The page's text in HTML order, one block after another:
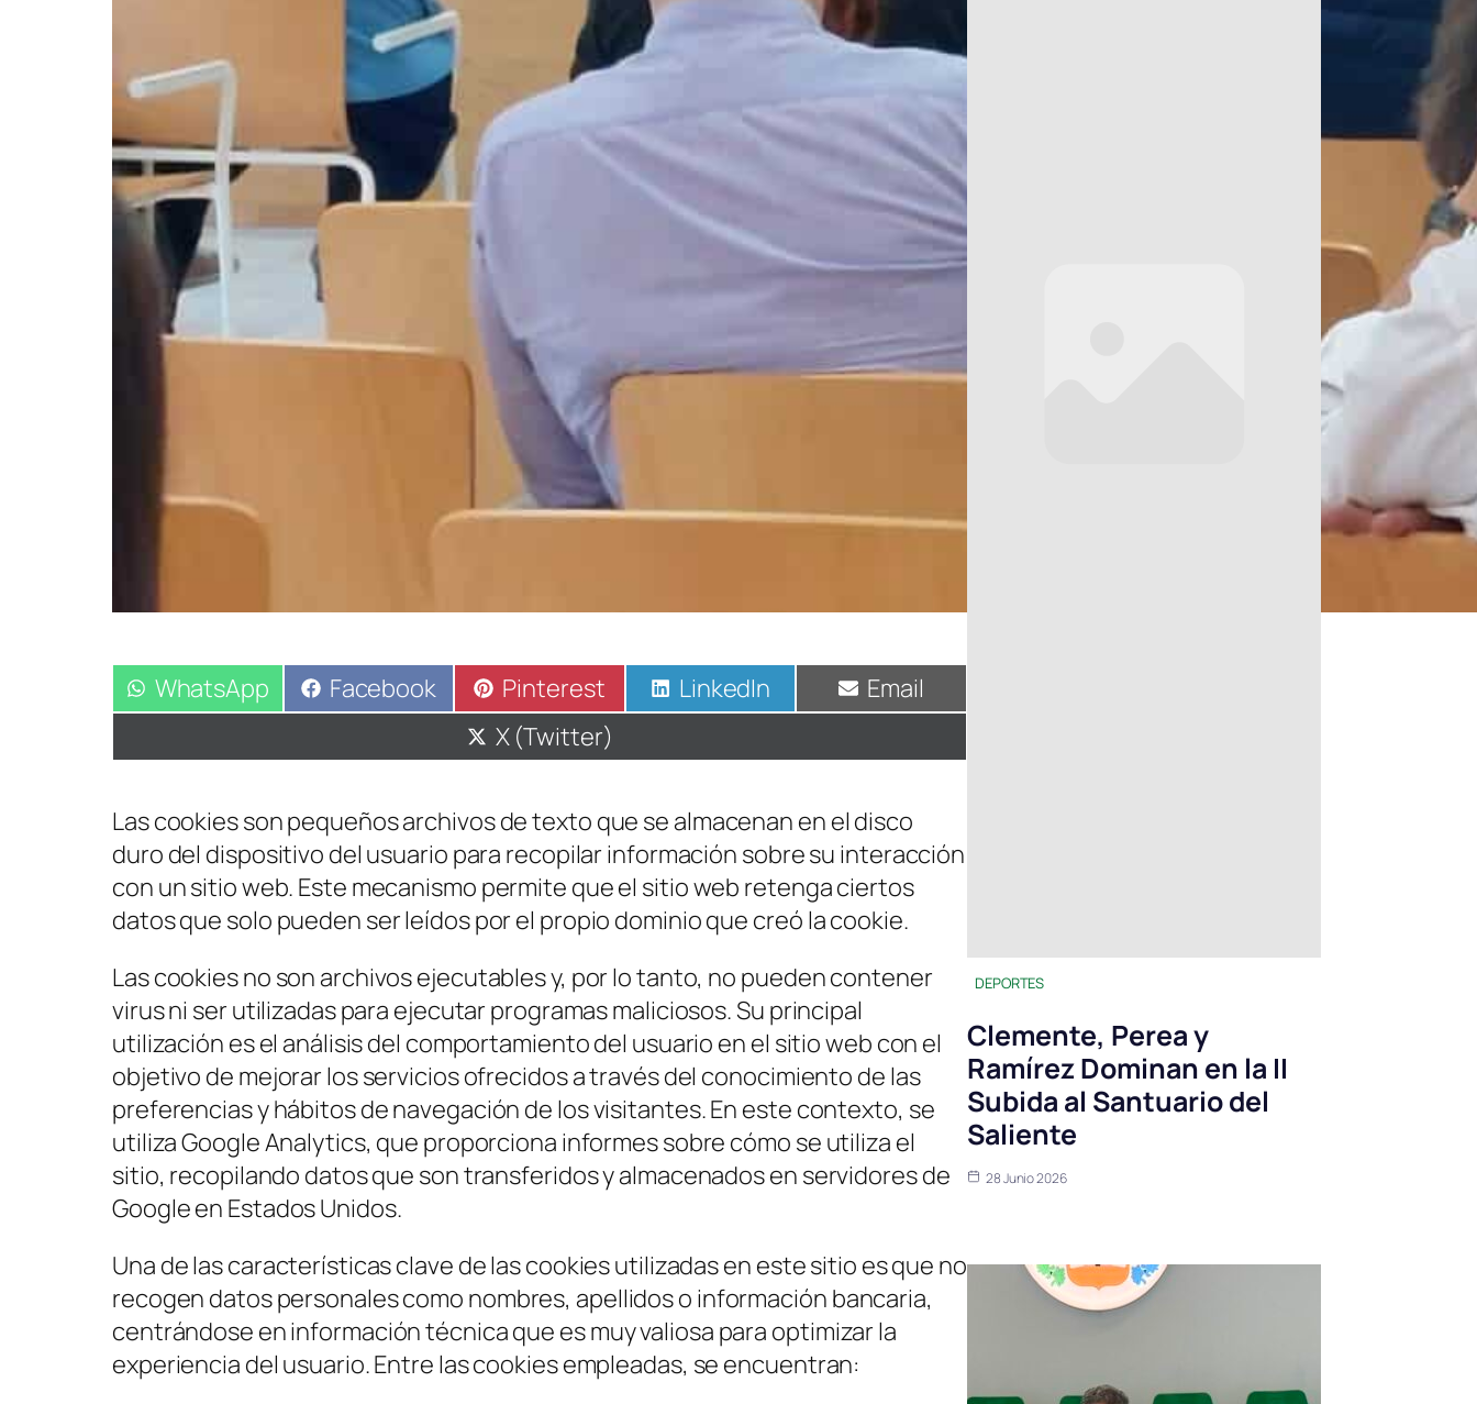
Compartir
en
WhatsApp Compartir
en
Facebook Compartir
en
Pinterest Compartir
en
LinkedIn Compartir
en
Email
Compartir
en
X (Twitter)
Las cookies son pequeños archivos de texto que se almacenan en el disco
duro del dispositivo del usuario para recopilar información sobre su interacción
con un sitio web. Este mecanismo permite que el sitio web retenga ciertos
datos que solo pueden ser leídos por el propio dominio que creó la cookie.
Las cookies no son archivos ejecutables y, por lo tanto, no pueden contener
virus ni ser utilizadas para ejecutar programas maliciosos. Su principal
utilización es el análisis del comportamiento del usuario en el sitio web con el
objetivo de mejorar los servicios ofrecidos a través del conocimiento de las
preferencias y hábitos de navegación de los visitantes. En este contexto, se
utiliza Google Analytics, que proporciona informes sobre cómo se utiliza el
sitio, recopilando datos que son transferidos y almacenados en servidores de
Google en Estados Unidos.
Una de las características clave de las cookies utilizadas en este sitio es que no
recogen datos personales como nombres, apellidos o información bancaria,
centrándose en información técnica que es muy valiosa para optimizar la
experiencia del usuario. Entre las cookies empleadas, se encuentran:
DEPORTES
Clemente, Perea y
Ramírez Dominan en la II
Subida al Santuario del
Saliente
28 Junio 2026